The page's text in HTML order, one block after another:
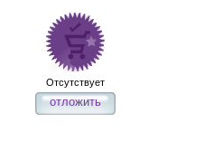
Отсутствует
отложить